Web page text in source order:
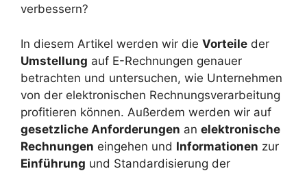
verbessern?
In diesem Artikel werden wir die Vorteile der
Umstellung auf E-Rechnungen genauer
betrachten und untersuchen, wie Unternehmen
von der elektronischen Rechnungsverarbeitung
profitieren können. Außerdem werden wir auf
gesetzliche Anforderungen an elektronische
Rechnungen eingehen und Informationen zur
Einführung und Standardisierung der